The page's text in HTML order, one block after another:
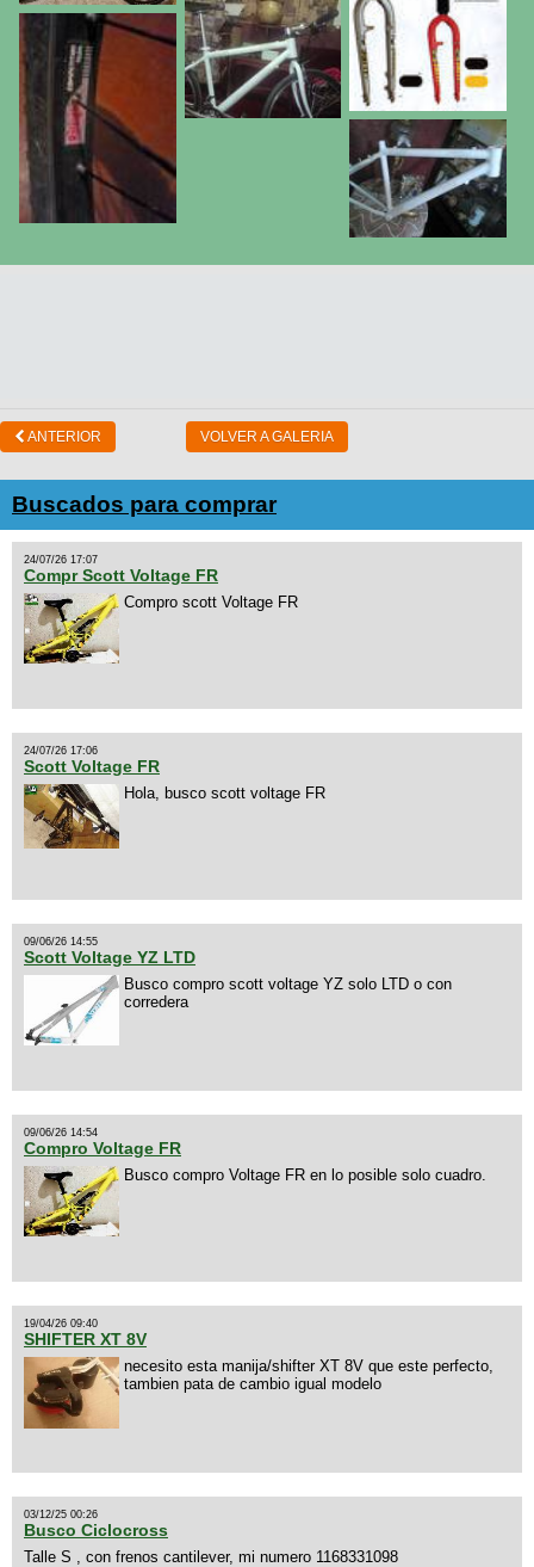
ANTERIOR VOLVER A GALERIA
Buscados para comprar
24/07/26 17:07
Compr Scott Voltage FR
Compro scott Voltage FR
24/07/26 17:06
Scott Voltage FR
Hola, busco scott voltage FR
09/06/26 14:55
Scott Voltage YZ LTD
Busco compro scott voltage YZ solo LTD o con
corredera
09/06/26 14:54
Compro Voltage FR
Busco compro Voltage FR en lo posible solo cuadro.
19/04/26 09:40
SHIFTER XT 8V
necesito esta manija/shifter XT 8V que este perfecto,
tambien pata de cambio igual modelo
03/12/25 00:26
Busco Ciclocross
Talle S , con frenos cantilever, mi numero 1168331098